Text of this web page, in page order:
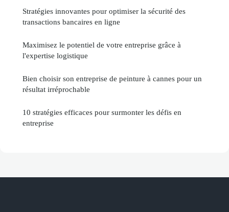
Stratégies innovantes pour optimiser la sécurité des
transactions bancaires en ligne
Maximisez le potentiel de votre entreprise grâce à
l'expertise logistique
Bien choisir son entreprise de peinture à cannes pour un
résultat irréprochable
10 stratégies efficaces pour surmonter les défis en
entreprise